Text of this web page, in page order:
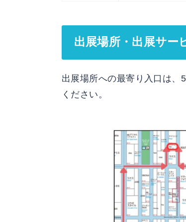
出展場所・出展サー
出展場所への最寄り入口は、
ください。